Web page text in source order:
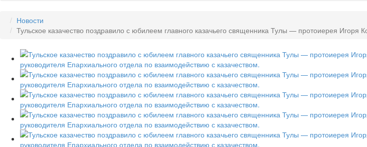
Новости
Тульское казачество поздравило с юбилеем главного казачьего священника Тулы — протоиерея